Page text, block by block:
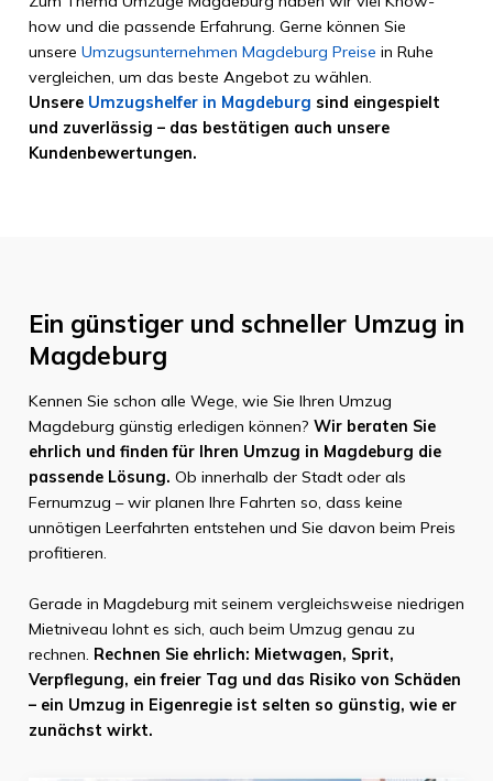
how und die passende Erfahrung. Gerne können Sie
unsere Umzugsunternehmen Magdeburg Preise in Ruhe
vergleichen, um das beste Angebot zu wählen.
Unsere Umzugshelfer in Magdeburg sind eingespielt
und zuverlässig – das bestätigen auch unsere
Kundenbewertungen.
Ein günstiger und schneller Umzug in
Magdeburg
Kennen Sie schon alle Wege, wie Sie Ihren Umzug
Magdeburg günstig erledigen können? Wir beraten Sie
ehrlich und finden für Ihren Umzug in Magdeburg die
passende Lösung. Ob innerhalb der Stadt oder als
Fernumzug – wir planen Ihre Fahrten so, dass keine
unnötigen Leerfahrten entstehen und Sie davon beim Preis
profitieren.
Gerade in Magdeburg mit seinem vergleichsweise niedrigen
Mietniveau lohnt es sich, auch beim Umzug genau zu
rechnen. Rechnen Sie ehrlich: Mietwagen, Sprit,
Verpflegung, ein freier Tag und das Risiko von Schäden
– ein Umzug in Eigenregie ist selten so günstig, wie er
zunächst wirkt.